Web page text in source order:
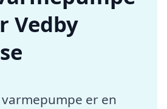
Vedby
er en